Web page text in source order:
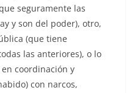
seguramente las
y son del poder), otro,
(que tiene
las anteriores), o lo
coordinación y
con narcos,